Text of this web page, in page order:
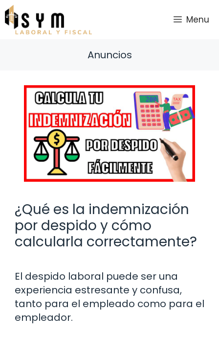
Saltar
al
contenido
Menu
Anuncios
¿Qué es la indemnización
por despido y cómo
calcularla correctamente?
El despido laboral puede ser una
experiencia estresante y confusa,
tanto para el empleado como para el
empleador.